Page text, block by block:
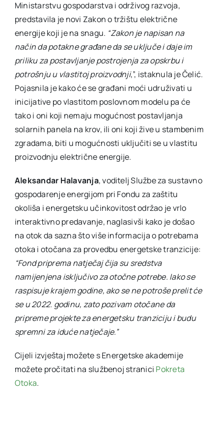
Ministarstvu gospodarstva i održivog razvoja,
predstavila je novi Zakon o tržištu električne
energije koji je na snagu. “Zakon je napisan na
način da potakne građane da se uključe i daje im
priliku za postavljanje postrojenja za opskrbu i
potrošnju u vlastitoj proizvodnji,”, istaknula je Čelić.
Pojasnila je kako će se građani moći udruživati u
inicijative po vlastitom poslovnom modelu pa će
tako i oni koji nemaju mogućnost postavljanja
solarnih panela na krov, ili oni koji žive u stambenim
zgradama, biti u mogućnosti uključiti se u vlastitu
proizvodnju električne energije.
Aleksandar Halavanja, voditelj Službe za sustavno
gospodarenje energijom pri Fondu za zaštitu
okoliša i energetsku učinkovitost održao je vrlo
interaktivno predavanje, naglasivši kako je došao
na otok da sazna što više informacija o potrebama
otoka i otočana za provedbu energetske tranzicije:
“Fond priprema natječaj čija su sredstva
namijenjena isključivo za otočne potrebe. Iako se
raspisuje krajem godine, ako se ne potroše prelit će
se u 2022. godinu, zato pozivam otočane da
pripreme projekte za energetsku tranziciju i budu
spremni za iduće natječaje.”
Cijeli izvještaj možete s Energetske akademije
možete pročitati na službenoj stranici Pokreta
Otoka.